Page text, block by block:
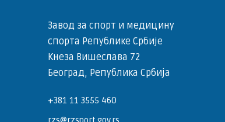
Завод за спорт и медицину
спорта Републике Србије
Кнеза Вишеслава 72
Београд, Република Србија
+381 11 3555 460